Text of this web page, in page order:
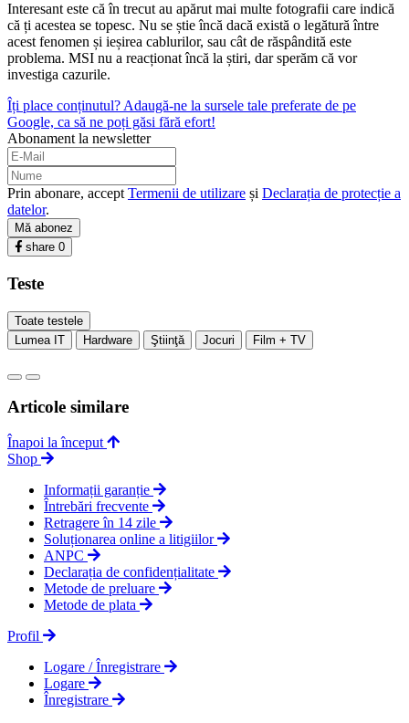
Interesant este că în trecut au apărut mai multe fotografii care indică
că ți acestea se topesc. Nu se știe încă dacă există o legătură între
acest fenomen și ieșirea cablurilor, sau cât de răspândită este
problema. MSI nu a reacționat încă la știri, dar sperăm că vor
investiga cazurile.
Îți place conținutul? Adaugă-ne la sursele tale preferate de pe
Google, ca să ne poți găsi fără efort!
Abonament la newsletter
Prin abonare, accept Termenii de utilizare și Declarația de protecție a
datelor.
Mă abonez
share 0
Teste
Toate testele
Lumea IT
Hardware Ştiinţă Jocuri Film + TV
Articole similare
Înapoi la început
Shop
Informații garanție
Întrebări frecvente
Retragere în 14 zile
Soluționarea online a litigiilor
ANPC
Declarația de confidențialitate
Metode de preluare
Metode de plata
Profil
Logare / Înregistrare
Logare
Înregistrare